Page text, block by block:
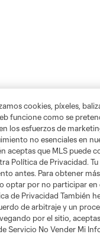
cookies, píxeles,
funcione como se
los esfuerzos de
no esenciales en
aceptas que MLS puede
Política de Privacidad.
antes. Para obtener
por no participar en
de Privacidad También
de arbitraje y un
por el sitio,
Servicio No Vender Mi